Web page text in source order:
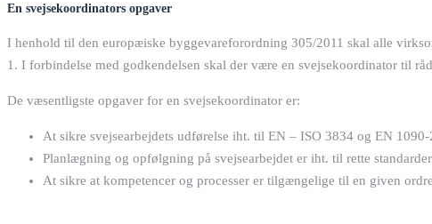
En svejsekoordinators opgaver
I henhold til den europæiske byggevareforordning 305/2011 skal alle
1. I forbindelse med godkendelsen skal der være en svejsekoordinator til
De væsentligste opgaver for en svejsekoordinator er:
At sikre svejsearbejdets udførelse iht. til EN – ISO 3834 og EN 1090-
Planlægning og opfølgning på svejsearbejdet er iht. til rette
At sikre at kompetencer og processer er tilgængelige til en given